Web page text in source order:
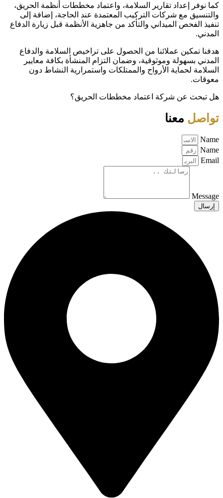
كما نوفر إعداد تقارير السلامة، واعتماد مخططات أنظمة الحريق،
والتنسيق مع شركات التركيب المعتمدة عند الحاجة، إضافة إلى
تنفيذ الفحص الميداني والتأكد من جاهزية الأنظمة قبل زيارة الدفاع
المدني.
هدفنا تمكين عملائنا من الحصول على تراخيص السلامة والدفاع
المدني بسهولة وموثوقية، وضمان التزام المنشأة بكافة معايير
السلامة لحماية الأرواح والممتلكات واستمرارية النشاط دون
معوقات.
هل تبحث عن شركة اعتماد مخططات الحريق؟
تواصل معنا
Name
Name
Email
Message
إرسال